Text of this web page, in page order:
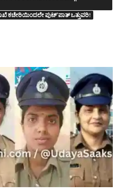
ಕಚೇರಿಯಿಂದಲೇ ಪುಟ್’ಪಾತ್ ಒತ್ತುವರಿ!